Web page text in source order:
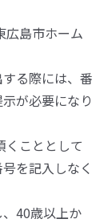
島市ホーム
る際には、番
が必要になり
こととして
を記入しなく
40歳以上か